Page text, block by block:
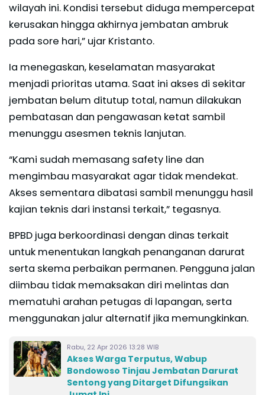
wilayah ini. Kondisi tersebut diduga mempercepat
kerusakan hingga akhirnya jembatan ambruk
pada sore hari,” ujar Kristanto.
Ia menegaskan, keselamatan masyarakat
menjadi prioritas utama. Saat ini akses di sekitar
jembatan belum ditutup total, namun dilakukan
pembatasan dan pengawasan ketat sambil
menunggu asesmen teknis lanjutan.
“Kami sudah memasang safety line dan
mengimbau masyarakat agar tidak mendekat.
Akses sementara dibatasi sambil menunggu hasil
kajian teknis dari instansi terkait,” tegasnya.
BPBD juga berkoordinasi dengan dinas terkait
untuk menentukan langkah penanganan darurat
serta skema perbaikan permanen. Pengguna jalan
diimbau tidak memaksakan diri melintas dan
mematuhi arahan petugas di lapangan, serta
menggunakan jalur alternatif jika memungkinkan.
Rabu, 22 Apr 2026 13:28 WIB
Akses Warga Terputus, Wabup
Bondowoso Tinjau Jembatan Darurat
Sentong yang Ditarget Difungsikan